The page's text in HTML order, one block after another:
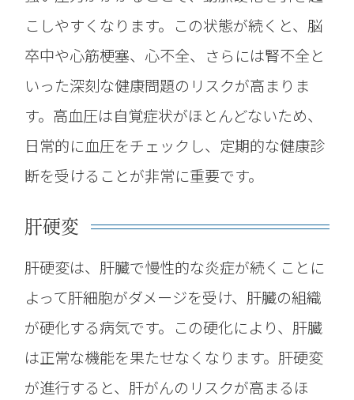
こしやすくなります。この状態が続くと、脳
卒中や心筋梗塞、心不全、さらには腎不全と
いった深刻な健康問題のリスクが高まりま
す。高血圧は自覚症状がほとんどないため、
日常的に血圧をチェックし、定期的な健康診
断を受けることが非常に重要です。
肝硬変
肝硬変は、肝臓で慢性的な炎症が続くことに
よって肝細胞がダメージを受け、肝臓の組織
が硬化する病気です。この硬化により、肝臓
は正常な機能を果たせなくなります。肝硬変
が進行すると、肝がんのリスクが高まるほ